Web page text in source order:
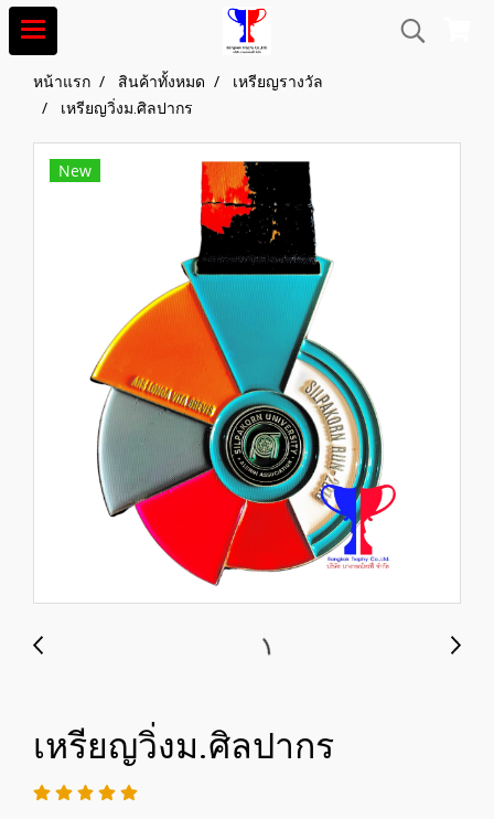
หน้าแรก สินค้าทั้งหมด
เหรียญรางวัล
เหรียญวิ่งม.ศิลปากร
New
เหรียญวิ่งม.ศิลปากร